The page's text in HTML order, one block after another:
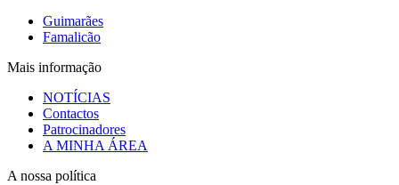
Guimarães
Famalicão
Mais informação
NOTÍCIAS
Contactos
Patrocinadores
A MINHA ÁREA
A nossa política